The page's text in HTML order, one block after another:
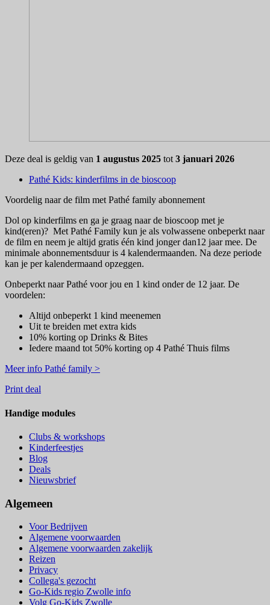
Deze deal is geldig van 1 augustus 2025 tot 3 januari 2026
Pathé Kids: kinderfilms in de bioscoop
Voordelig naar de film met Pathé family abonnement
Dol op kinderfilms en ga je graag naar de bioscoop met je
kind(eren)? Met Pathé Family kun je als volwassene onbeperkt naar
de film en neem je altijd gratis één kind jonger dan12 jaar mee. De
minimale abonnementsduur is 4 kalendermaanden. Na deze periode
kan je per kalendermaand opzeggen.
Onbeperkt naar Pathé voor jou en 1 kind onder de 12 jaar. De
voordelen:
Altijd onbeperkt 1 kind meenemen
Uit te breiden met extra kids
10% korting op Drinks & Bites
Iedere maand tot 50% korting op 4 Pathé Thuis films
Meer info Pathé family >
Print deal
Handige modules
Clubs & workshops
Kinderfeestjes
Blog
Deals
Nieuwsbrief
Algemeen
Voor Bedrijven
Algemene voorwaarden
Algemene voorwaarden zakelijk
Reizen
Privacy
Collega's gezocht
Go-Kids regio Zwolle info
Volg Go-Kids Zwolle